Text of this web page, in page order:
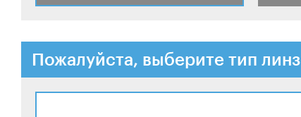
Пожалуйста, выберите тип линз